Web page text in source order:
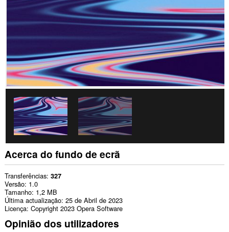
Acerca do fundo de ecrã
Transferências 327
Versão 1.0
Tamanho 1,2 MB
Última actualização 25 de Abril de 2023
Licença Copyright 2023 Opera Software
Opinião dos utilizadores